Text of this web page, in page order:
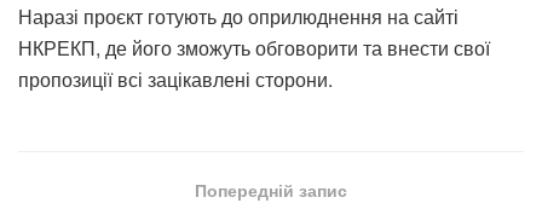
Наразі проєкт готують до оприлюднення на сайті
НКРЕКП, де його зможуть обговорити та внести свої
пропозиції всі зацікавлені сторони.
Попередній запис